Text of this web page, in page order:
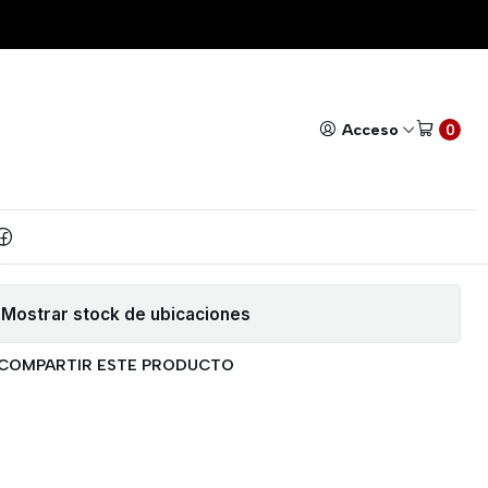
Acceso 0
Driver para Mosfet
Agregar a la lista de favoritos
Mostrar stock de ubicaciones
ESTE PRODUCTO